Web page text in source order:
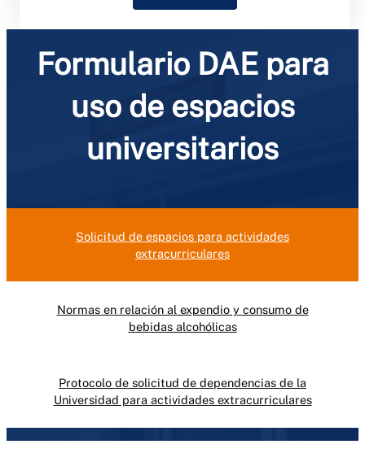
Formulario DAE para
uso de espacios
universitarios
Solicitud de espacios para actividades
extracurriculares
Normas en relación al expendio y consumo de
bebidas alcohólicas
Protocolo de solicitud de dependencias de la
Universidad para actividades extracurriculares